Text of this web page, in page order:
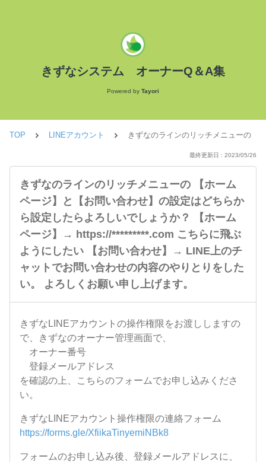
きずなシステム オーナーQ＆A集
Powered by Tayori
TOP LINEアカウント きずなのラインのリッチメニューの
最終更新日 : 2023/05/26
きずなのラインのリッチメニューの 【ホーム
ページ】と【お問い合わせ】の設定はどちらか
ら設定したらよろしいでしょうか？ 【ホーム
ページ】→ https://*********.com こちらに飛ぶ
ようにしたい 【お問い合わせ】→ LINE上のチ
ャットでお問い合わせの内容のやりとりをした
い。 よろしくお願い申し上げます。
きずなLINEアカウントの操作権限をお渡ししますの
で、きずなのオーナー管理画面で、
オーナー番号
登録メールアドレス
を確認の上、こちらのフォームでお申し込みくださ
い。
きずなLINEアカウント操作権限の連絡フォーム
https://forms.gle/XfiikaTinyemiNBk8
フォームのお申し込み後、登録メールアドレスに、